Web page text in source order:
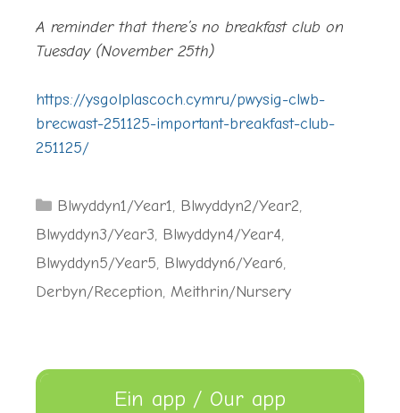
A reminder that there’s no breakfast club on
Tuesday (November 25th)
https://ysgolplascoch.cymru/pwysig-clwb-
brecwast-251125-important-breakfast-club-
251125/
Categories
Blwyddyn1/Year1, Blwyddyn2/Year2,
Blwyddyn3/Year3, Blwyddyn4/Year4,
Blwyddyn5/Year5, Blwyddyn6/Year6,
Derbyn/Reception, Meithrin/Nursery
Ein app / Our app